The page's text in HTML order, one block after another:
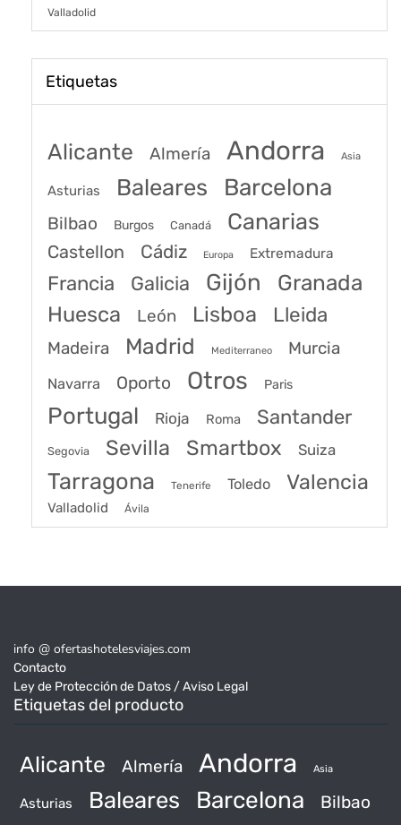
Valladolid
Etiquetas
Alicante Almería Andorra Asia
Asturias Baleares Barcelona
Bilbao Burgos Canadá Canarias
Castellon Cádiz Europa Extremadura
Francia Galicia Gijón Granada
Huesca León Lisboa Lleida
Madeira Madrid Mediterraneo Murcia
Navarra Oporto Otros Paris
Portugal Rioja Roma Santander
Segovia Sevilla Smartbox Suiza
Tarragona Tenerife Toledo Valencia
Valladolid Ávila
info @ ofertashotelesviajes.com
Contacto
Ley de Protección de Datos / Aviso Legal
Etiquetas del producto
Alicante Almería Andorra Asia
Asturias Baleares Barcelona Bilbao